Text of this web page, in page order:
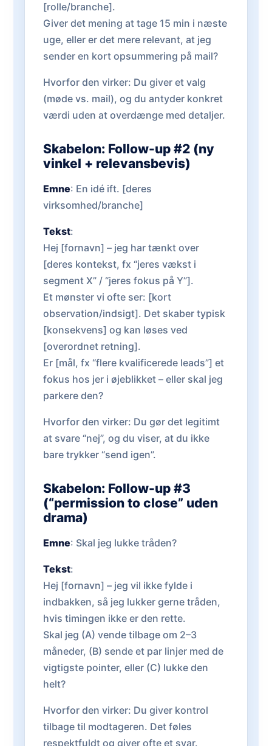
[rolle/branche].
Giver det mening at tage 15 min i næste
uge, eller er det mere relevant, at jeg
sender en kort opsummering på mail?
Hvorfor den virker: Du giver et valg
(møde vs. mail), og du antyder konkret
værdi uden at overdænge med detaljer.
Skabelon: Follow-up #2 (ny
vinkel + relevansbevis)
Emne: En idé ift. [deres
virksomhed/branche]
Tekst:
Hej [fornavn] – jeg har tænkt over
[deres kontekst, fx “jeres vækst i
segment X” / “jeres fokus på Y”].
Et mønster vi ofte ser: [kort
observation/indsigt]. Det skaber typisk
[konsekvens] og kan løses ved
[overordnet retning].
Er [mål, fx “flere kvalificerede leads”] et
fokus hos jer i øjeblikket – eller skal jeg
parkere den?
Hvorfor den virker: Du gør det legitimt
at svare “nej”, og du viser, at du ikke
bare trykker “send igen”.
Skabelon: Follow-up #3
(“permission to close” uden
drama)
Emne: Skal jeg lukke tråden?
Tekst:
Hej [fornavn] – jeg vil ikke fylde i
indbakken, så jeg lukker gerne tråden,
hvis timingen ikke er den rette.
Skal jeg (A) vende tilbage om 2–3
måneder, (B) sende et par linjer med de
vigtigste pointer, eller (C) lukke den
helt?
Hvorfor den virker: Du giver kontrol
tilbage til modtageren. Det føles
respektfuldt og giver ofte et svar.